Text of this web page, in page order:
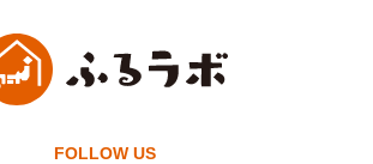
FOLLOW US